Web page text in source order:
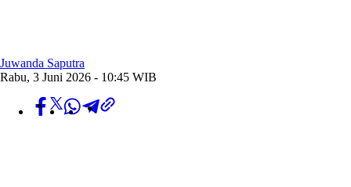
Juwanda Saputra
Rabu, 3 Juni 2026 - 10:45 WIB